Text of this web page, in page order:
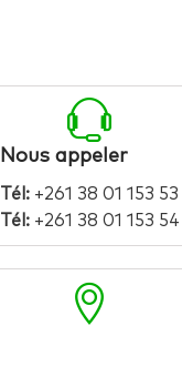
Nous appeler
Tél:+261 38 01 153 53
Tél:+261 38 01 153 54